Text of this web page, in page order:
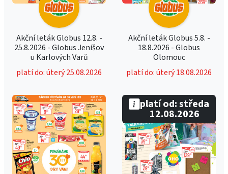
Akční leták Globus 12.8. -
25.8.2026 - Globus Jenišov
u Karlových Varů
platí do: úterý 25.08.2026
Akční leták Globus 5.8. -
18.8.2026 - Globus
Olomouc
platí do: úterý 18.08.2026
platí od: středa
12.08.2026